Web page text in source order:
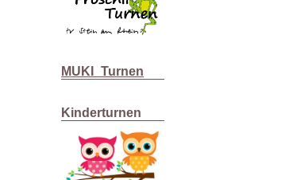
MUKI_Turnen
Kinderturnen